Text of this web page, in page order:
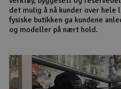
det mulig å nå kunder over hele
fysiske butikken ga kundene
og modeller på nært hold.